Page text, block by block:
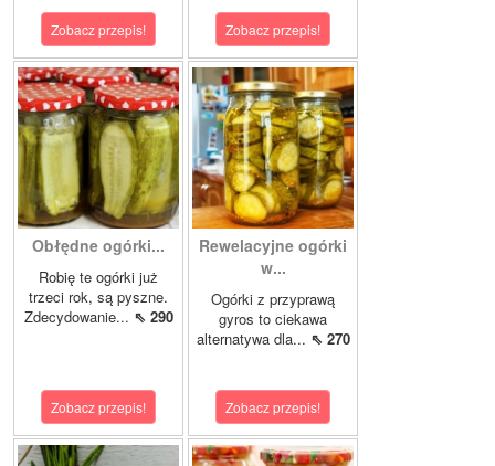
Zobacz przepis! Zobacz przepis!
Obłędne ogórki...
Robię te ogórki już
trzeci rok, są pyszne.
Zdecydowanie... ⇖ 290
Zobacz przepis!
Rewelacyjne ogórki
w...
Ogórki z przyprawą
gyros to ciekawa
alternatywa dla... ⇖ 270
Zobacz przepis!